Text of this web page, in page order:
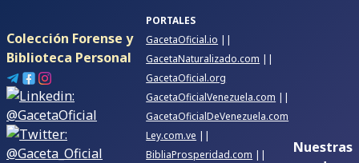
Colección Forense y
Biblioteca Personal
PORTALES
GacetaOficial.io ||
GacetaNaturalizado.com ||
GacetaOficial.org
GacetaOficialVenezuela.com ||
GacetaOficialDeVenezuela.com
Ley.com.ve ||
BibliaProsperidad.com ||
Nuestras